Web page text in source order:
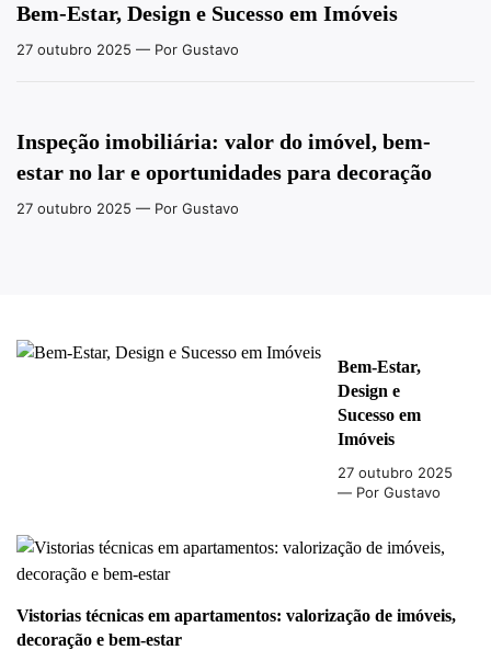
Bem-Estar, Design e Sucesso em Imóveis
27 outubro 2025 — Por Gustavo
Inspeção imobiliária: valor do imóvel, bem-
estar no lar e oportunidades para decoração
27 outubro 2025 — Por Gustavo
Bem-Estar,
Design e
Sucesso em
Imóveis
27 outubro 2025
— Por Gustavo
Vistorias técnicas em apartamentos: valorização de imóveis,
decoração e bem-estar